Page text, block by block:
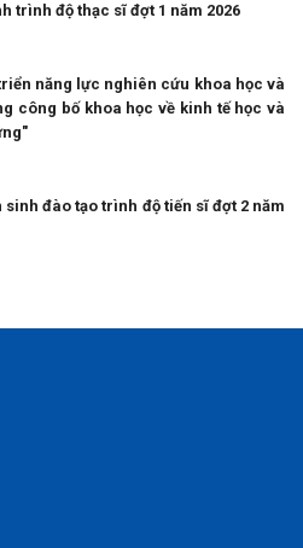
trình độ thạc sĩ đợt 1 năm 2026
năng lực nghiên cứu khoa học và
công bố khoa học về kinh tế học và
sinh đào tạo trình độ tiến sĩ đợt 2 năm